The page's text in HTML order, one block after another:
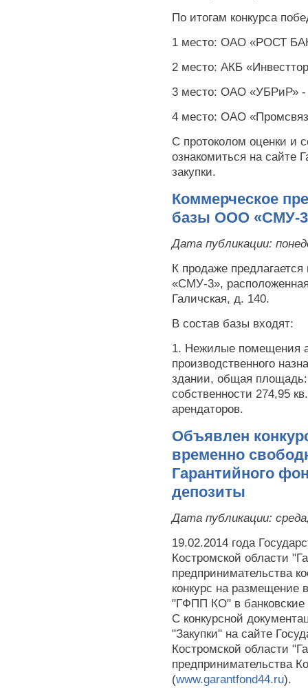
По итогам конкурса
1 место: ОАО «РОСТ
2 место: АКБ
3 место: ОАО «УБРиР» -
4 место: ОАО
С протоколом оценки и
ознакомиться на сайте
закупки.
Коммерческое
базы ООО «СМУ-
Дата публикации:
К продаже
«СМУ-3»,
Галичская, д. 140.
В состав базы входят:
1. Нежилые помещения
производственного
здании, общая
собственности 274,95
арендаторов.
Объявлен
временно
Гарантийного
депозиты
Дата публикации:
19.02.2014 года
Костромской области
предпринимательства
конкурс на размещение
"ГФПП КО" в банковские
С конкурсной
"Закупки" на сайте
Костромской области
предпринимательства
(www.garantfond44.ru).